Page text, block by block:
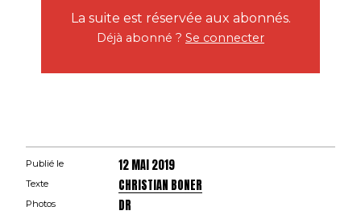
La suite est réservée aux abonnés.
Déjà abonné ? Se connecter
Publié le 12 MAI 2019
Texte CHRISTIAN BONER
Photos DR